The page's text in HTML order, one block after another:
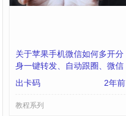
关于苹果手机微信如何多开分
身一键转发、自动跟圈、微信
密友、自动点赞、评论的信息
出卡码 2年前
教程系列